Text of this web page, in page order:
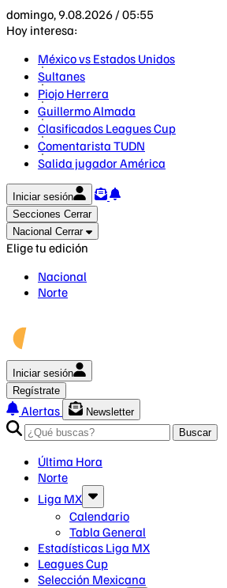
domingo, 9.08.2026 / 05:55
Hoy interesa:
México vs Estados Unidos
Sultanes
Piojo Herrera
Guillermo Almada
Clasificados Leagues Cup
Comentarista TUDN
Salida jugador América
Iniciar sesión
Secciones Cerrar
Nacional Cerrar
Elige tu edición
Nacional
Norte
Iniciar sesión
Regístrate
Alertas
Newsletter
Buscar
Última Hora
Norte
Liga MX
Calendario
Tabla General
Estadísticas Liga MX
Leagues Cup
Selección Mexicana